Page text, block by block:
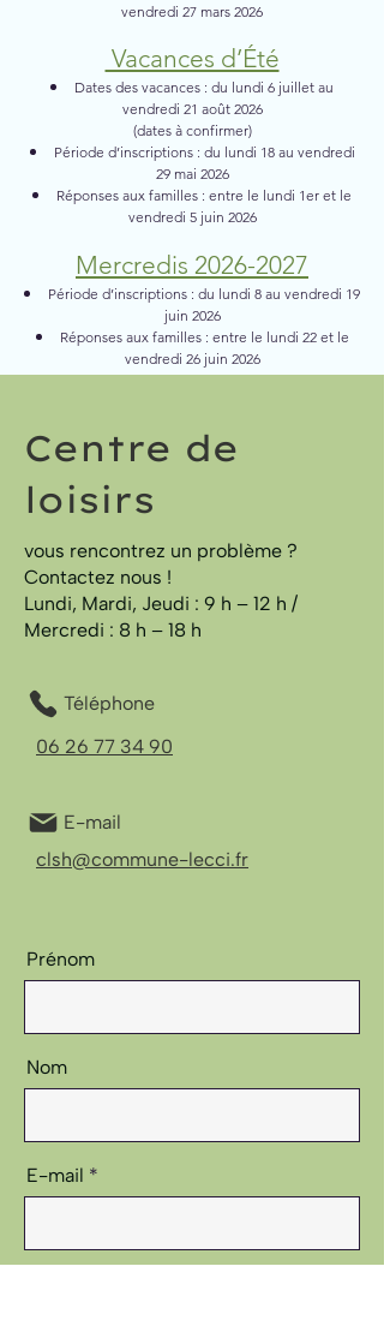
vendredi 27 mars 2026
Vacances d’Été
Dates des vacances : du lundi 6 juillet au
vendredi 21 août 2026
(dates à confirmer)
Période d’inscriptions : du lundi 18 au vendredi
29 mai 2026
Réponses aux familles : entre le lundi 1er et le
vendredi 5 juin 2026
Mercredis 2026-2027
Période d’inscriptions : du lundi 8 au vendredi 19
juin 2026
Réponses aux familles : entre le lundi 22 et le
vendredi 26 juin 2026
Centre de
loisirs
vous rencontrez un problème ?
Contactez nous !
Lundi, Mardi, Jeudi : 9 h – 12 h /
Mercredi : 8 h – 18 h
Téléphone
06 26 77 34 90
E-mail
clsh@commune-lecci.fr
Prénom
Nom
E-mail